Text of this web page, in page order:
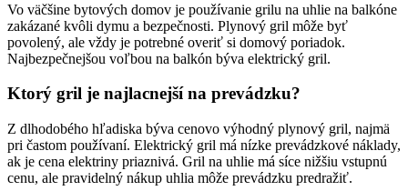
Vo väčšine bytových domov je používanie grilu na uhlie na balkóne
zakázané kvôli dymu a bezpečnosti. Plynový gril môže byť
povolený, ale vždy je potrebné overiť si domový poriadok.
Najbezpečnejšou voľbou na balkón býva elektrický gril.
Ktorý gril je najlacnejší na prevádzku?
Z dlhodobého hľadiska býva cenovo výhodný plynový gril, najmä
pri častom používaní. Elektrický gril má nízke prevádzkové náklady,
ak je cena elektriny priaznivá. Gril na uhlie má síce nižšiu vstupnú
cenu, ale pravidelný nákup uhlia môže prevádzku predražiť.